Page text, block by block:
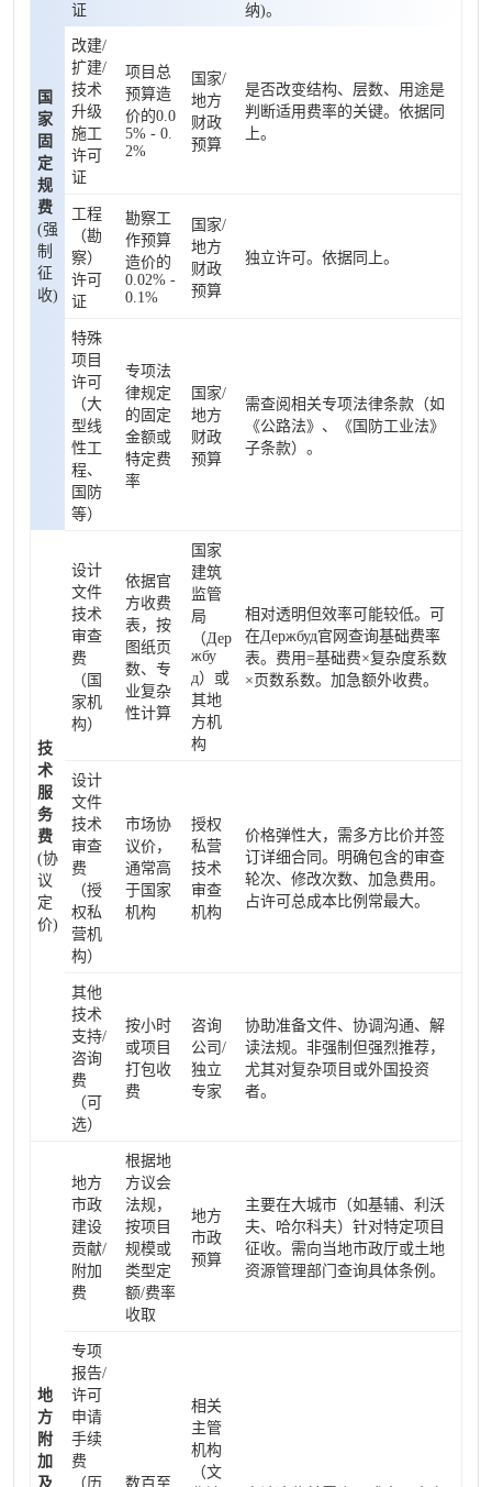
国
家
固
定
规
费
(强
制
征
收)
证
纳)。
改建/
扩建/
技术
升级
施工
许可
证
项目总
预算造
价的0.0
5% - 0.
2%
国家/
地方
财政
预算
是否改变结构、层数、用途是
判断适用费率的关键。依据同
上。
工程
（勘
察）
许可
证
勘察工
作预算
造价的
0.02% -
0.1%
国家/
地方
财政
预算
独立许可。依据同上。
特殊
项目
许可
（大
型线
性工
程、
国防
等）
专项法
律规定
的固定
金额或
特定费
率
国家/
地方
财政
预算
需查阅相关专项法律条款（如
《公路法》、《国防工业法》
子条款）。
技
术
服
务
费
(协
议
定
价)
设计
文件
技术
审查
费
（国
家机
构）
依据官
方收费
表，按
图纸页
数、专
业复杂
性计算
国家
建筑
监管
局
（Дер
жбу
д）或
其地
方机
构
相对透明但效率可能较低。可
在Держбуд官网查询基础费率
表。费用=基础费×复杂度系数
×页数系数。加急额外收费。
设计
文件
技术
审查
费
（授
权私
营机
构）
市场协
议价，
通常高
于国家
机构
授权
私营
技术
审查
机构
价格弹性大，需多方比价并签
订详细合同。明确包含的审查
轮次、修改次数、加急费用。
占许可总成本比例常最大。
其他
技术
支持/
咨询
费
（可
选）
按小时
或项目
打包收
费
咨询
公司/
独立
专家
协助准备文件、协调沟通、解
读法规。非强制但强烈推荐，
尤其对复杂项目或外国投资
者。
地
方
附
加
及
地方
市政
建设
贡献/
附加
费
根据地
方议会
法规，
按项目
规模或
类型定
额/费率
收取
地方
市政
预算
主要在大城市（如基辅、利沃
夫、哈尔科夫）针对特定项目
征收。需向当地市政厅或土地
资源管理部门查询具体条例。
专项
报告/
许可
申请
手续
费
（历
数百至
相关
主管
机构
（文